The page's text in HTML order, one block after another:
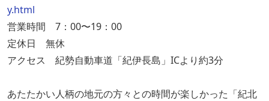
y.html
営業時間 7：00〜19：00
定休日 無休
アクセス 紀勢自動車道「紀伊長島」ICより約3分
あたたかい人柄の地元の方々との時間が楽しかった「紀北